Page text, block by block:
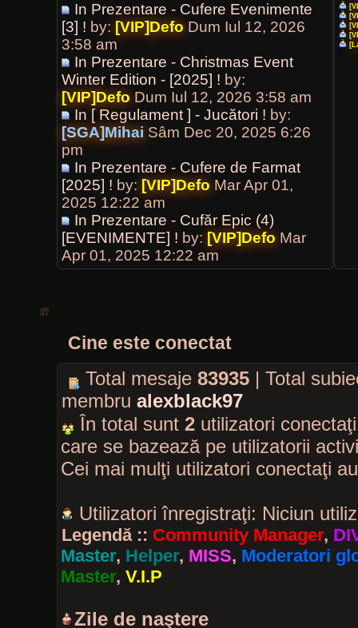
In Prezentare - Cufere Evenimente
[3] ! by: [VIP]Defo Dum Iul 12, 2026
3:58 am
In Prezentare - Christmas Event
Winter Edition - [2025] ! by:
[VIP]Defo Dum Iul 12, 2026 3:58 am
In [ Regulament ] - Jucători ! by:
[SGA]Mihai Sâm Dec 20, 2025 6:26
pm
In Prezentare - Cufere de Farmat
[2025] ! by: [VIP]Defo Mar Apr 01,
2025 12:22 am
In Prezentare - Cufăr Epic (4)
[EVENIMENTE] ! by: [VIP]Defo Mar
Apr 01, 2025 12:22 am
Cine este conectat
Total mesaje 83935 | Total
membru alexblack97
În total sunt 2 utilizatori
care se bazează pe utilizatorii
Cei mai mulţi utilizatori conectaţi
Utilizatori înregistraţi: Niciun
Legendă :: Community Manager,
Master, Helper, MISS, Moderatori
Master, V.I.P
Zile de naştere